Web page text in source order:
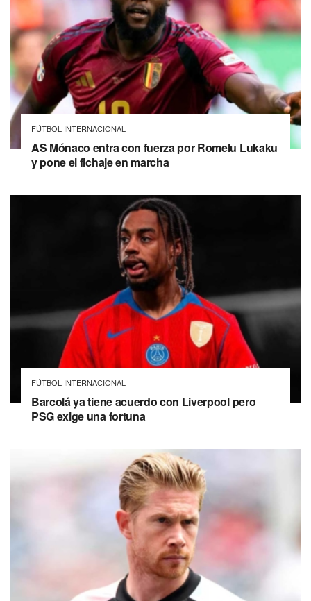
FÚTBOL INTERNACIONAL
AS Mónaco entra con fuerza por Romelu Lukaku
y pone el fichaje en marcha
FÚTBOL INTERNACIONAL
Barcolá ya tiene acuerdo con Liverpool pero
PSG exige una fortuna